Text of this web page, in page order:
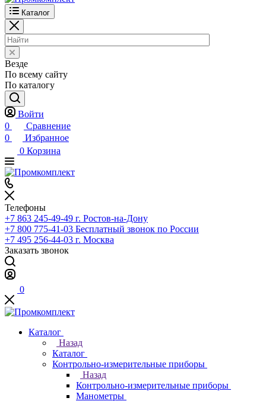
Каталог
Везде
По всему сайту
По каталогу
Войти
0
Сравнение
0
Избранное
0 Корзина
Телефоны
+7 863 245-49-49 г. Ростов-на-Дону
+7 800 775-41-03 Бесплатный звонок по России
+7 495 256-44-03 г. Москва
Заказать звонок
0
Каталог
Назад
Каталог
Контрольно-измерительные приборы
Назад
Контрольно-измерительные приборы
Манометры